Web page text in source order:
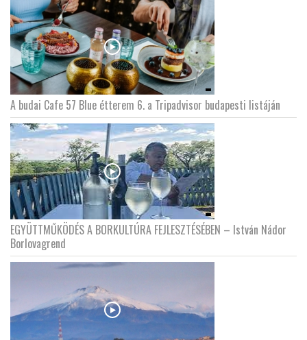
A budai Cafe 57 Blue étterem 6. a Tripadvisor budapesti listáján
EGYÜTTMŰKÖDÉS A BORKULTÚRA FEJLESZTÉSÉBEN – István Nádor
Borlovagrend